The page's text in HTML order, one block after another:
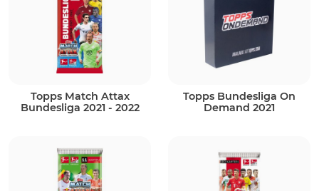
Topps Match Attax
Bundesliga 2021 - 2022
Topps Bundesliga On
Demand 2021